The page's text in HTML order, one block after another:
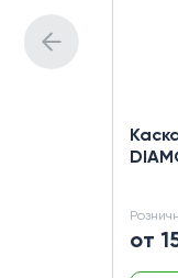
от